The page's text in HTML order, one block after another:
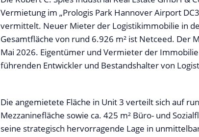
Vermietung im „Prologis Park Hannover Airport
vermittelt. Neuer Mieter der Logistikimmobilie in
Gesamtfläche von rund 6.926 m² ist Netceed. Der
Mai 2026. Eigentümer und Vermieter der
führenden Entwickler und Bestandshalter von
Die angemietete Fläche in Unit 3 verteilt sich auf
Mezzaninefläche sowie ca. 425 m² Büro- und
seine strategisch hervorragende Lage in